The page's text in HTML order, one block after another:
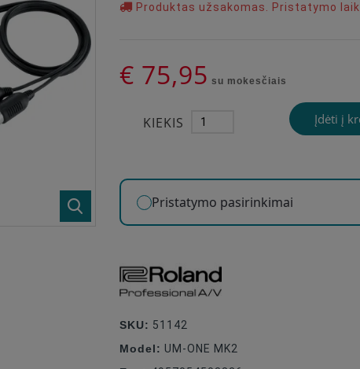
Produktas užsakomas. Pristatymo
€ 75,95 su mokesčiais
KIEKIS Įdėti į
Pristatymo pasirinkimai
SKU: 51142
Model: UM-ONE MK2